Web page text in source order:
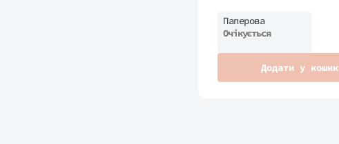
Паперова
Очікується
Додати у кошик